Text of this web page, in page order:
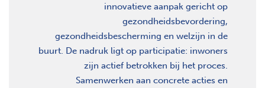
innovatieve aanpak gericht op
gezondheidsbevordering,
gezondheidsbescherming en welzijn in de
buurt. De nadruk ligt op participatie: inwoners
zijn actief betrokken bij het proces.
Samenwerken aan concrete acties en